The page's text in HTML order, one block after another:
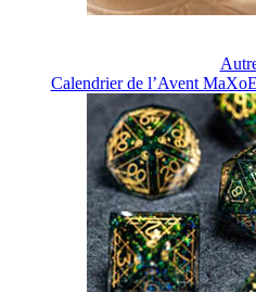
Calendrier de l’Avent